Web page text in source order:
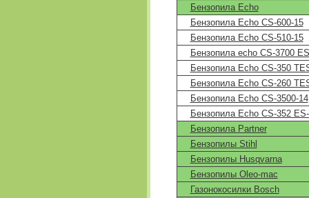
Бензопила Echo
Бензопила Echo CS-600-15
Бензопила Echo CS-510-15
Бензопила echo CS-3700 ES
Бензопила Echo CS-350
Бензопила Echo CS-260
Бензопила Echo CS-3500-14
Бензопила Echo CS-352
Бензопила Partner
Бензопилы Stihl
Бензопилы Husqvarna
Бензопилы Oleo-mac
Газонокосилки Bosch